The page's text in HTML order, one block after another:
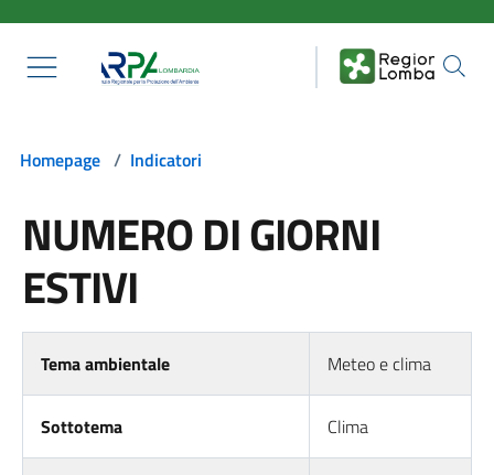
Homepage / Indicatori
NUMERO DI GIORNI
ESTIVI
Tema ambientale Meteo e clima
Sottotema Clima